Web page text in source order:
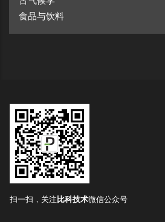
食品与饮料
扫一扫，关注 比科技术微信公众号